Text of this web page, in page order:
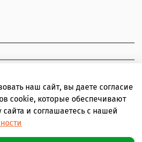
наш сайт, вы даете согласие
cookie, которые обеспечивают
и соглашаетесь с нашей